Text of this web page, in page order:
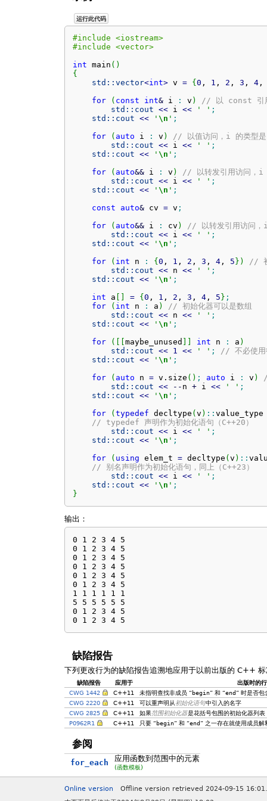
运行此代码
#include <iostream>
#include <vector>
int main ( )
{
std:: vector<int> v = { 0 , 1 , 2 , 3 , 4
for
( const int& i : v )
// 以 const 引
std:: cout << i << ' ' ;
std:: cout << ' \n ' ;
for
( auto i : v )
// 以值访问，i 的类型
std:: cout << i << ' ' ;
std:: cout << ' \n ' ;
for
( auto&& i : v )
// 以转发引用访问，
std:: cout << i << ' ' ;
std:: cout << ' \n ' ;
const
auto& cv = v ;
for
( auto&& i : cv )
// 以转发引用访问
std:: cout << i << ' ' ;
std:: cout << ' \n ' ;
for
( int n : { 0 , 1 , 2 , 3 , 4, 5 } )
// 初
std:: cout << n << ' ' ;
std:: cout << ' \n ' ;
int a = { 0 , 1 , 2 , 3 , 4, 5 } ;
for
( int n : a )
// 初始化器可以是数组
std:: cout << n << ' ' ;
std:: cout << ' \n ' ;
for
( maybe_unused int n : a )
std:: cout << 1 << ' ' ;
// 不必使用
std:: cout << ' \n ' ;
for
( auto n = v. size ( ) ; auto i : v )
std:: cout << -- n + i << ' ' ;
std:: cout << ' \n ' ;
for
( typedef decltype ( v ) :: value_type
// typedef 声明作为初始化语句（C++20）
std:: cout << i << ' ' ;
std:: cout << ' \n ' ;
for
( using elem_t = decltype ( v ) ::
// 别名声明作为初始化语句，同上（C++23）
std:: cout << i << ' ' ;
std:: cout << ' \n ' ;
}
输出：
0 1 2 3 4 5
0 1 2 3 4 5
0 1 2 3 4 5
0 1 2 3 4 5
0 1 2 3 4 5
0 1 2 3 4 5
1 1 1 1 1 1
5 5 5 5 5 5
0 1 2 3 4 5
0 1 2 3 4 5
缺陷报告
下列更改行为的缺陷报告追溯地应用于以前出版的 C++
缺陷报告 应用于
出版时的
CWG 1442
C++11 未指明查找非成员 “begin” 和 “end” 时是否包
CWG 2220
C++11 可以重声明从初始化语句中引入的名字
CWG 2825
C++11 如果范围初始化器是花括号包围的初始化器列表
P0962R1
C++11 只要 “begin” 和 “end” 之一存在就使用成员解
参阅
for_each 应用函数到范围中的元素
(函数模板)
Online version
Offline version retrieved 2024-09-15 16:01.